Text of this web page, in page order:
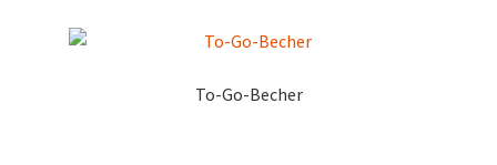
Haustier
aufsteigend
To-Go-Becher